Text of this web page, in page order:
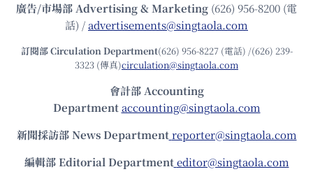
廣告/市場部Advertising & Marketing (626) 956-8200 (電
話) /advertisements@singtaola.com
訂閱部 Circulation Department(626) 956-8227 (電話) /(626) 239-
3323 (傳真)circulation@singtaola.com
會計部 Accounting
Department accounting@singtaola.com
新聞採訪部 News Department reporter@singtaola.com
編輯部 Editorial Department editor@singtaola.com